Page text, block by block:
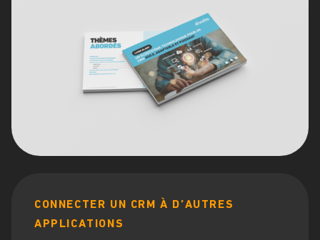
CONNECTER UN CRM À D’AUTRES
APPLICATIONS